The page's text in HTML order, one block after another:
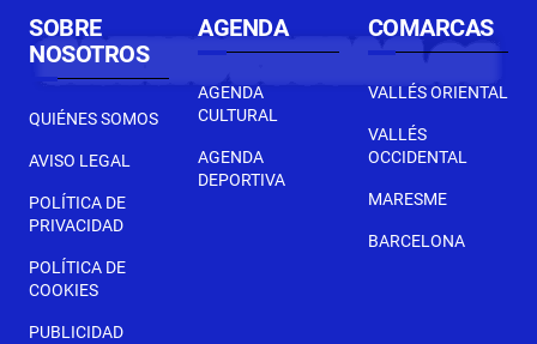
SOBRE
NOSOTROS
QUIÉNES SOMOS
AVISO LEGAL
POLÍTICA DE
PRIVACIDAD
POLÍTICA DE
COOKIES
PUBLICIDAD
AGENDA
AGENDA
CULTURAL
AGENDA
DEPORTIVA
COMARCAS
VALLÉS ORIENTAL
VALLÉS
OCCIDENTAL
MARESME
BARCELONA